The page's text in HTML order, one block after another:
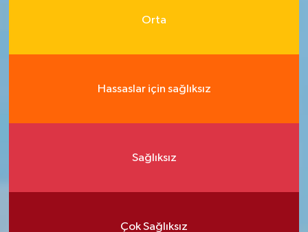
Orta
Hassaslar için sağlıksız
Sağlıksız
Çok Sağlıksız